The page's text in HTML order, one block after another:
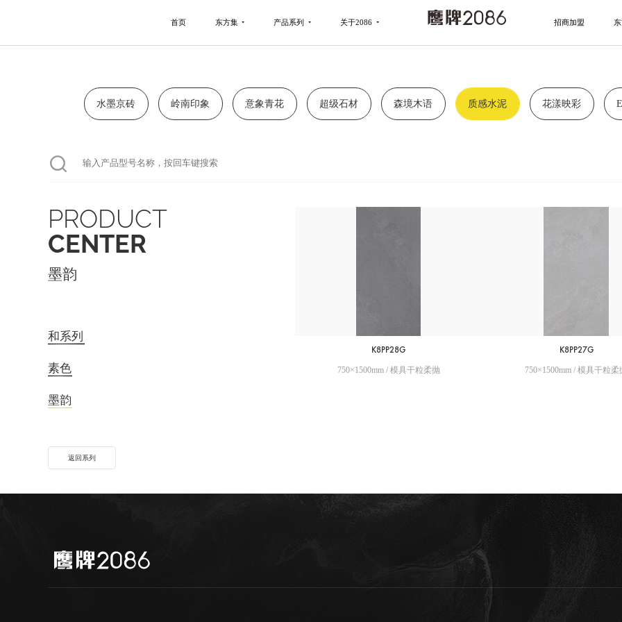
首页 东方集 产品系列 关于2086 招商加盟
水墨京砖 岭南印象 意象青花 超级石材 森境木语 质感水泥 花漾映彩
PRODUCT
CENTER
墨韵
和系列
素色
墨韵
返回系列
K8PP28G
750×1500mm / 模具干粒柔抛
K8PP27G
750×1500mm / 模具干粒柔